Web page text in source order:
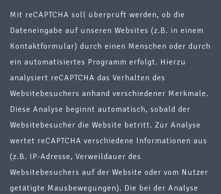
Mit reCAPTCHA soll überprüft werden, ob die
Dateneingabe auf unseren Websites (z.B. in einem
Kontaktformular) durch einen Menschen oder durch
ein automatisiertes Programm erfolgt. Hierzu
analysiert reCAPTCHA das Verhalten des
Websitebesuchers anhand verschiedener Merkmale.
Diese Analyse beginnt automatisch, sobald der
Websitebesucher die Website betritt. Zur Analyse
wertet reCAPTCHA verschiedene Informationen aus
(z.B. IP-Adresse, Verweildauer des
Websitebesuchers auf der Website oder vom Nutzer
getätigte Mausbewegungen). Die bei der Analyse